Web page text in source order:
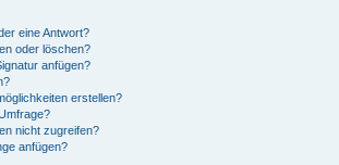
eine Antwort?
oder löschen?
anfügen?
erstellen?
nicht zugreifen?
anfügen?